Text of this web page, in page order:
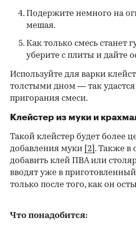
Подержите немного на
мешая.
Как только смесь станет
уберите с плиты и дайте
Используйте для варки
толстыми дном — так
пригорания смеси.
Клейстер из муки и
Такой клейстер будет более
добавления муки [2] . Также в
добавить клей ПВА или
вводят уже в
только после того, как он
Что понадобится: